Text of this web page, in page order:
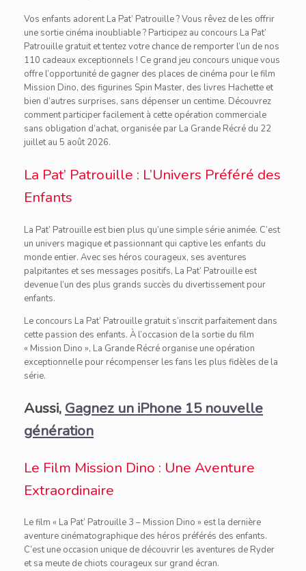
Vos enfants adorent La Pat’ Patrouille ? Vous rêvez de les offrir
une sortie cinéma inoubliable ? Participez au concours La Pat’
Patrouille gratuit et tentez votre chance de remporter l’un de nos
110 cadeaux exceptionnels ! Ce grand jeu concours unique vous
offre l’opportunité de gagner des places de cinéma pour le film
Mission Dino, des figurines Spin Master, des livres Hachette et
bien d’autres surprises, sans dépenser un centime. Découvrez
comment participer facilement à cette opération commerciale
sans obligation d’achat, organisée par La Grande Récré du 22
juillet au 5 août 2026.
La Pat’ Patrouille : L’Univers Préféré des
Enfants
La Pat’ Patrouille est bien plus qu’une simple série animée. C’est
un univers magique et passionnant qui captive les enfants du
monde entier. Avec ses héros courageux, ses aventures
palpitantes et ses messages positifs, La Pat’ Patrouille est
devenue l’un des plus grands succès du divertissement pour
enfants.
Le concours La Pat’ Patrouille gratuit s’inscrit parfaitement dans
cette passion des enfants. À l’occasion de la sortie du film
« Mission Dino », La Grande Récré organise une opération
exceptionnelle pour récompenser les fans les plus fidèles de la
série.
Aussi, Gagnez un iPhone 15 nouvelle
génération
Le Film Mission Dino : Une Aventure
Extraordinaire
Le film « La Pat’ Patrouille 3 – Mission Dino » est la dernière
aventure cinématographique des héros préférés des enfants.
C’est une occasion unique de découvrir les aventures de Ryder
et sa meute de chiots courageux sur grand écran.